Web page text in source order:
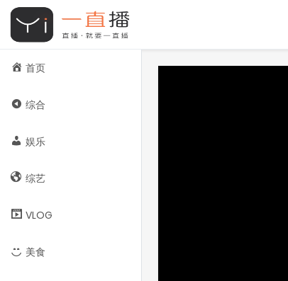
首页
综合
娱乐
综艺
VLOG
美食